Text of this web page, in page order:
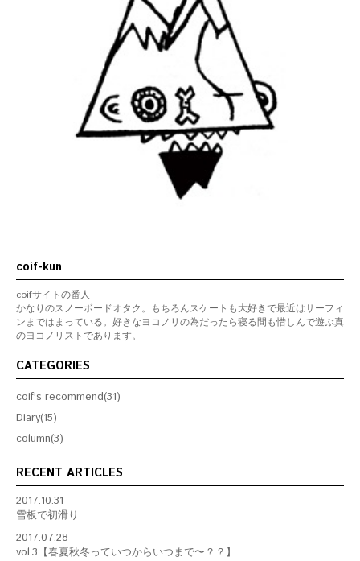
coif-kun
coifサイトの番人
かなりのスノーボードオタク。もちろんスケートも大好きで最近はサーフィ
ンまではまっている。好きなヨコノリの為だったら寝る間も惜しんで遊ぶ真
のヨコノリストであります。
CATEGORIES
coif's recommend(31)
Diary(15)
column(3)
RECENT ARTICLES
2017.10.31
雪板で初滑り
2017.07.28
vol.3【春夏秋冬っていつからいつまで〜？？】